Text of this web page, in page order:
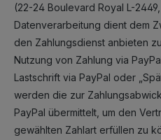
(22-24 Boulevard Royal L-
Datenverarbeitung dient dem
den Zahlungsdienst anbieten
Nutzung von Zahlung via
Lastschrift via PayPal oder
werden die zur
PayPal übermittelt, um den
gewählten Zahlart erfüllen zu